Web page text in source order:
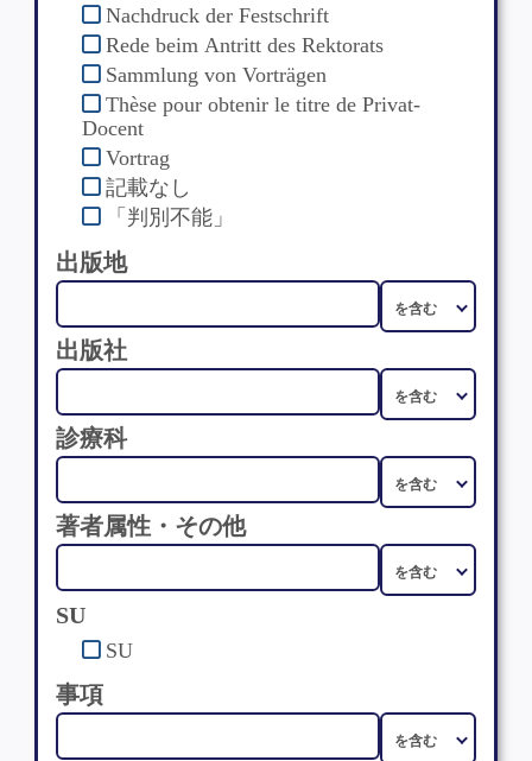
Nachdruck der Festschrift
Rede beim Antritt des Rektorats
Sammlung von Vorträgen
Thèse pour obtenir le titre de Privat-
Docent
Vortrag
記載なし
「判別不能」
出版地
出版社
診療科
著者属性・その他
SU
SU
事項